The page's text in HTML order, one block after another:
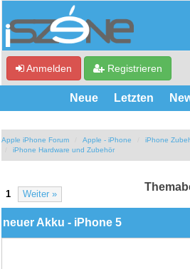
Anmelden Registrieren
Neue Letzten
Apple iPhone Forum Apple - iPhone
iPhone
iPhone Hardware und Zubehör
1 Weiter »
neuer Akku - iPhone 5